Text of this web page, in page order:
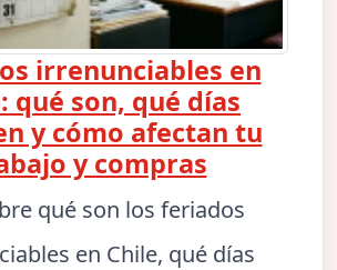
irrenunciables en
qué son, qué días
y cómo afectan tu
y compras
qué son los feriados
en Chile, qué días